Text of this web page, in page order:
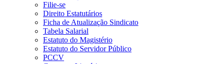
Filie-se
Direito Estatutários
Ficha de Atualização Sindicato
Tabela Salarial
Estatuto do Magistério
Estatuto do Servidor Público
PCCV